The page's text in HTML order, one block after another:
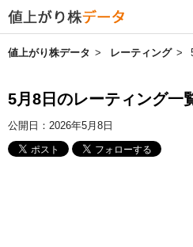
値上がり株データ レーティング
5月8日のレーティング一
公開日： 2026年5月8日